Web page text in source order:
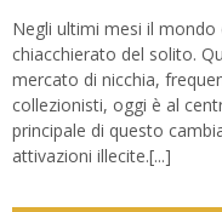
Negli ultimi mesi il
chiacchierato del solito.
mercato di nicchia,
collezionisti, oggi è al
principale di questo
attivazioni illecite.[...]